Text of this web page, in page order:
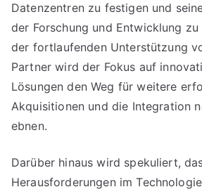
Datenzentren zu festigen und
der Forschung und Entwicklung
der fortlaufenden Unterstützung
Partner wird der Fokus auf
Lösungen den Weg für weitere
Akquisitionen und die Integration
ebnen.
Darüber hinaus wird spekuliert,
Herausforderungen im